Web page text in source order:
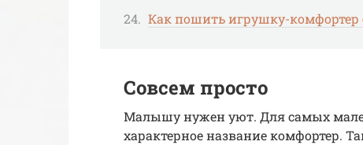
Как пошить игрушку-
Совсем просто
Малышу нужен уют. Для самых
характерное название комфортер.